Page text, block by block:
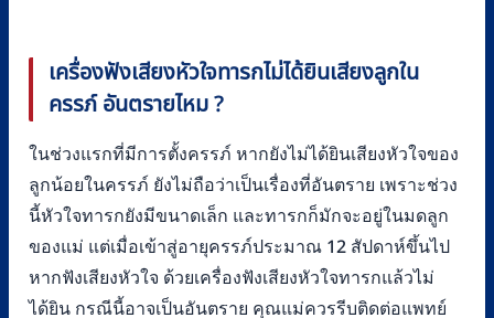
เครื่องฟังเสียงหัวใจทารกไม่ได้ยินเสียงลูกใน
ครรภ์ อันตรายไหม ?
ในช่วงแรกที่มีการตั้งครรภ์ หากยังไม่ได้ยินเสียงหัวใจของ
ลูกน้อยในครรภ์ ยังไม่ถือว่าเป็นเรื่องที่อันตราย เพราะช่วง
นี้หัวใจทารกยังมีขนาดเล็ก และทารกก็มักจะอยู่ในมดลูก
ของแม่ แต่เมื่อเข้าสู่อายุครรภ์ประมาณ 12 สัปดาห์ขึ้นไป
หากฟังเสียงหัวใจ ด้วยเครื่องฟังเสียงหัวใจทารกแล้วไม่
ได้ยิน กรณีนี้อาจเป็นอันตราย คุณแม่ควรรีบติดต่อแพทย์